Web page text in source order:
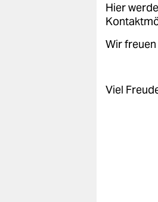
Hier
Wir
Viel